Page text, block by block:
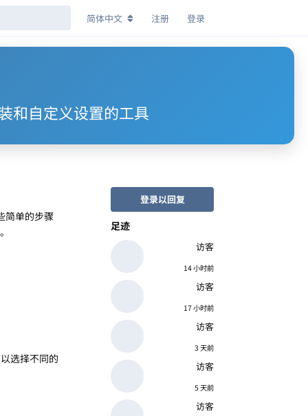
简体中文 注册 登录
和自定义设置的工具
登录以回复
足迹
访客
14 小时前
访客
17 小时前
访客
3 天前
访客
5 天前
访客
简单的步骤
选择不同的